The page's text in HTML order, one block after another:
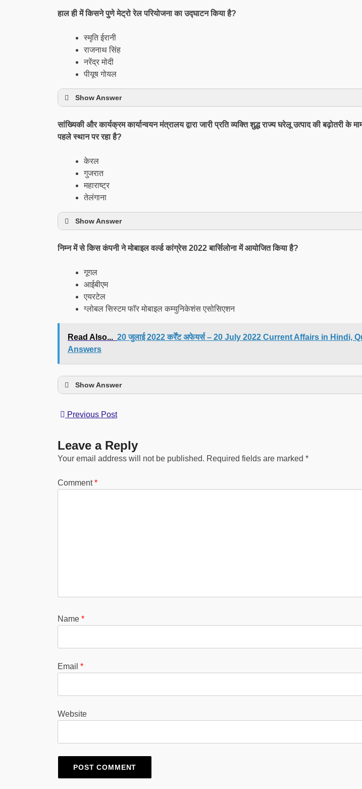
हाल ही में किसने पुणे मेट्रो रेल परियोजना का उद्घाटन किया है?
स्मृति ईरानी
राजनाथ सिंह
नरेंद्र मोदी
पीयूष गोयल
Show Answer
सांख्यिकी और कार्यक्रम कार्यान्वयन मंत्रालय द्वारा जारी प्रति व्यक्ति शुद्ध राज्य घरेलू उत्पाद की बढ़ोतरी के
पहले स्थान पर रहा है?
केरल
गुजरात
महाराष्ट्र
तेलंगाना
Show Answer
निम्न में से किस कंपनी ने मोबाइल वर्ल्ड कांग्रेस 2022 बार्सिलोना में आयोजित किया है?
गूगल
आईबीएम
एयरटेल
ग्लोबल सिस्टम फॉर मोबाइल कम्युनिकेशंस एसोसिएशन
Read Also... 20 जुलाई 2022 कर्रेंट अफेयर्स – 20 July 2022 Current Affairs in Hindi,
Answers
Show Answer
Previous Post
Leave a Reply
Your email address will not be published. Required fields are marked *
Comment*
Name *
Email *
Website